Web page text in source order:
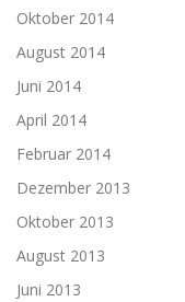
Oktober 2014
August 2014
Juni 2014
April 2014
Februar 2014
Dezember 2013
Oktober 2013
August 2013
Juni 2013